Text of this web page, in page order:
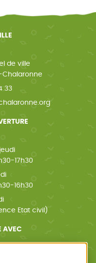
de ville
Chalaronne
33
17h30
16h30
Etat civil)
AVEC